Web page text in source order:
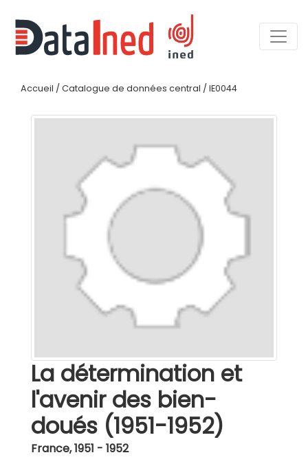
Accueil / Catalogue de données central / IE0044
La détermination et
l'avenir des bien-
doués (1951-1952)
France,1951 - 1952